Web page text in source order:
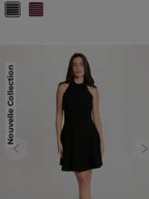
Nouvelle Collection
Previous